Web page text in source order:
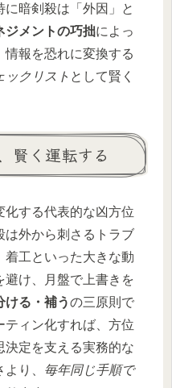
暗剣殺は「外因」と
ジメントの巧拙によっ
報を恐れに変換する
ックリスト として賢く
賢く運転する
化する代表的な凶方位
は外から刺さるトラブ
着工といった大きな動
避け、月盤で上書きを
ける・補うの三原則で
ィン化すれば、方位
決定を支える実務的な
り、 毎年同じ手順で